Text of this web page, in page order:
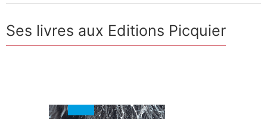
Ses livres aux Editions Picquier